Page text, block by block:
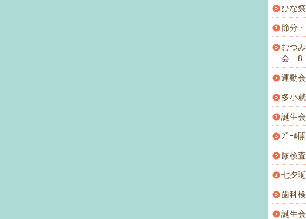
ひな
節分
むつ
会 8
運動
多小
誕生会
ﾌﾟｰﾙ
尿検
七夕
歯科
誕生会